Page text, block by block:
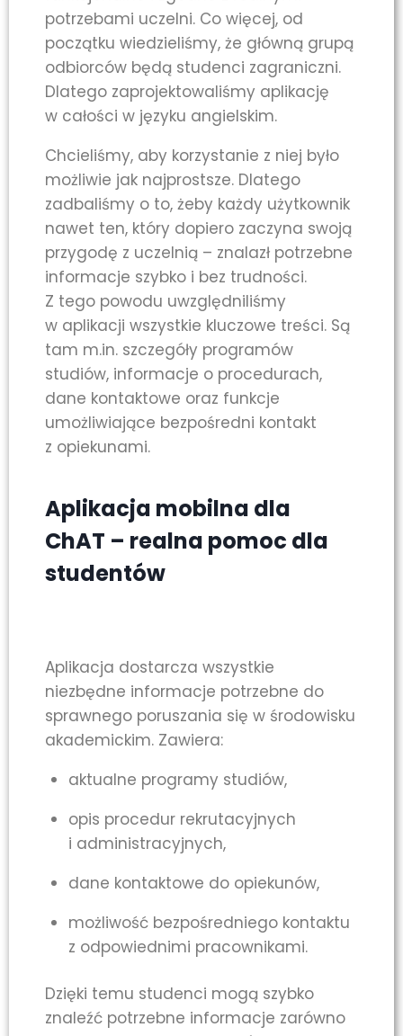
potrzebami uczelni. Co więcej, od
początku wiedzieliśmy, że główną grupą
odbiorców będą studenci zagraniczni.
Dlatego zaprojektowaliśmy aplikację
w całości w języku angielskim.
Chcieliśmy, aby korzystanie z niej było
możliwie jak najprostsze. Dlatego
zadbaliśmy o to, żeby każdy użytkownik
nawet ten, który dopiero zaczyna swoją
przygodę z uczelnią – znalazł potrzebne
informacje szybko i bez trudności.
Z tego powodu uwzględniliśmy
w aplikacji wszystkie kluczowe treści. Są
tam m.in. szczegóły programów
studiów, informacje o procedurach,
dane kontaktowe oraz funkcje
umożliwiające bezpośredni kontakt
z opiekunami.
Aplikacja mobilna dla
ChAT – realna pomoc dla
studentów
Aplikacja dostarcza wszystkie
niezbędne informacje potrzebne do
sprawnego poruszania się w środowisku
akademickim. Zawiera:
aktualne programy studiów,
opis procedur rekrutacyjnych
i administracyjnych,
dane kontaktowe do opiekunów,
możliwość bezpośredniego kontaktu
z odpowiednimi pracownikami.
Dzięki temu studenci mogą szybko
znaleźć potrzebne informacje zarówno